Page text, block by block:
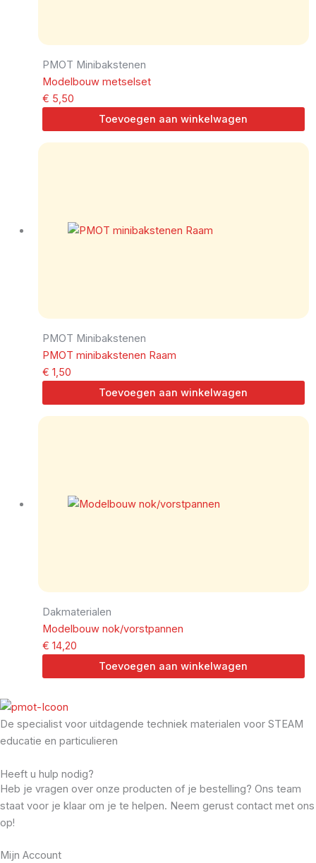
PMOT Minibakstenen
Modelbouw metselset
€ 5,50
Toevoegen aan winkelwagen
PMOT Minibakstenen
PMOT minibakstenen Raam
€ 1,50
Toevoegen aan winkelwagen
Dakmaterialen
Modelbouw nok/vorstpannen
€ 14,20
Toevoegen aan winkelwagen
De specialist voor uitdagende techniek materialen voor STEAM
educatie en particulieren
Heeft u hulp nodig?
Heb je vragen over onze producten of je bestelling? Ons team
staat voor je klaar om je te helpen. Neem gerust contact met ons
op!
Mijn Account